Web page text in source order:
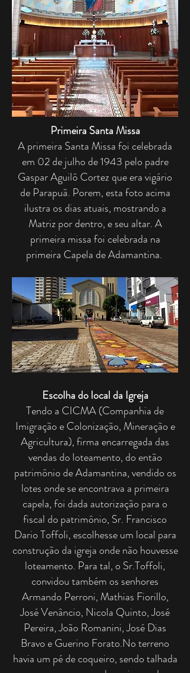
Primeira Santa Missa
A primeira Santa Missa foi celebrada
em 02 de julho de 1943 pelo padre
Gaspar Aguilô Cortez que era vigário
de Parapuã. Porem, esta foto acima
ilustra os dias atuais, mostrando a
Matriz por dentro, e seu altar. A
primeira missa foi celebrada na
primeira Capela de Adamantina.
Escolha do local da Igreja
Tendo a CICMA (Companhia de
Imigração e Colonização, Mineração e
Agricultura), firma encarregada das
vendas do loteamento, do então
patrimônio de Adamantina, vendido os
lotes onde se encontrava a primeira
capela, foi dada autorização para o
fiscal do patrimônio, Sr. Francisco
Dario Toffoli, escolhesse um local para
construção da igreja onde não houvesse
loteamento. Para tal, o Sr.Toffoli,
convidou também os senhores
Armando Perroni, Mathias Fiorillo,
José Venâncio, Nicola Quinto, José
Pereira, João Romanini, José Dias
Bravo e Guerino Forato.No terreno
havia um pé de coqueiro, sendo talhada